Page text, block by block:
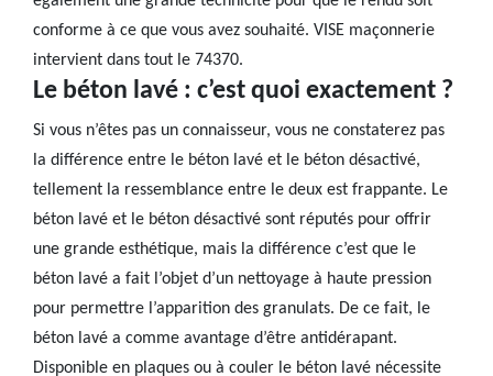
conforme à ce que vous avez souhaité. VISE maçonnerie
intervient dans tout le 74370.
Le béton lavé : c’est quoi exactement ?
Si vous n’êtes pas un connaisseur, vous ne constaterez pas
la différence entre le béton lavé et le béton désactivé,
tellement la ressemblance entre le deux est frappante. Le
béton lavé et le béton désactivé sont réputés pour offrir
une grande esthétique, mais la différence c’est que le
béton lavé a fait l’objet d’un nettoyage à haute pression
pour permettre l’apparition des granulats. De ce fait, le
béton lavé a comme avantage d’être antidérapant.
Disponible en plaques ou à couler le béton lavé nécessite